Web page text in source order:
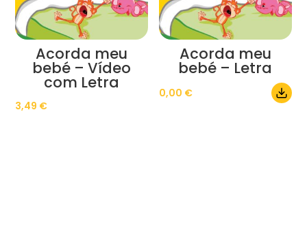
Acorda meu
bebé – Vídeo
com Letra
3,49 €
Acorda meu
bebé – Letra
0,00 €